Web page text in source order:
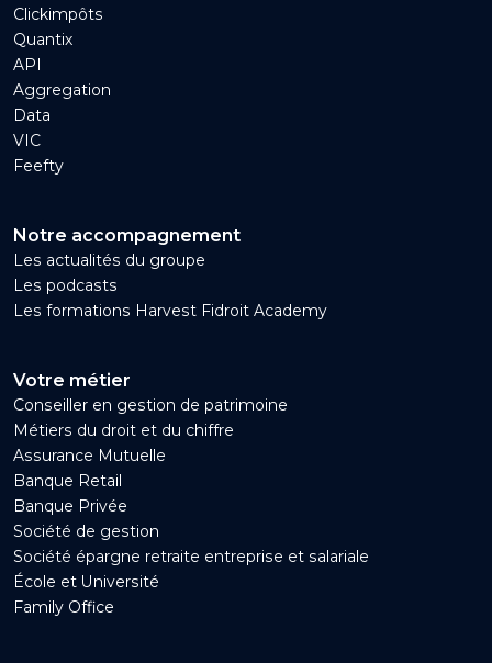
Clickimpôts
Quantix
API
Aggregation
Data
VIC
Feefty
Notre accompagnement
Les actualités du groupe
Les podcasts
Les formations Harvest Fidroit Academy
Votre métier
Conseiller en gestion de patrimoine
Métiers du droit et du chiffre
Assurance Mutuelle
Banque Retail
Banque Privée
Société de gestion
Société épargne retraite entreprise et salariale
École et Université
Family Office